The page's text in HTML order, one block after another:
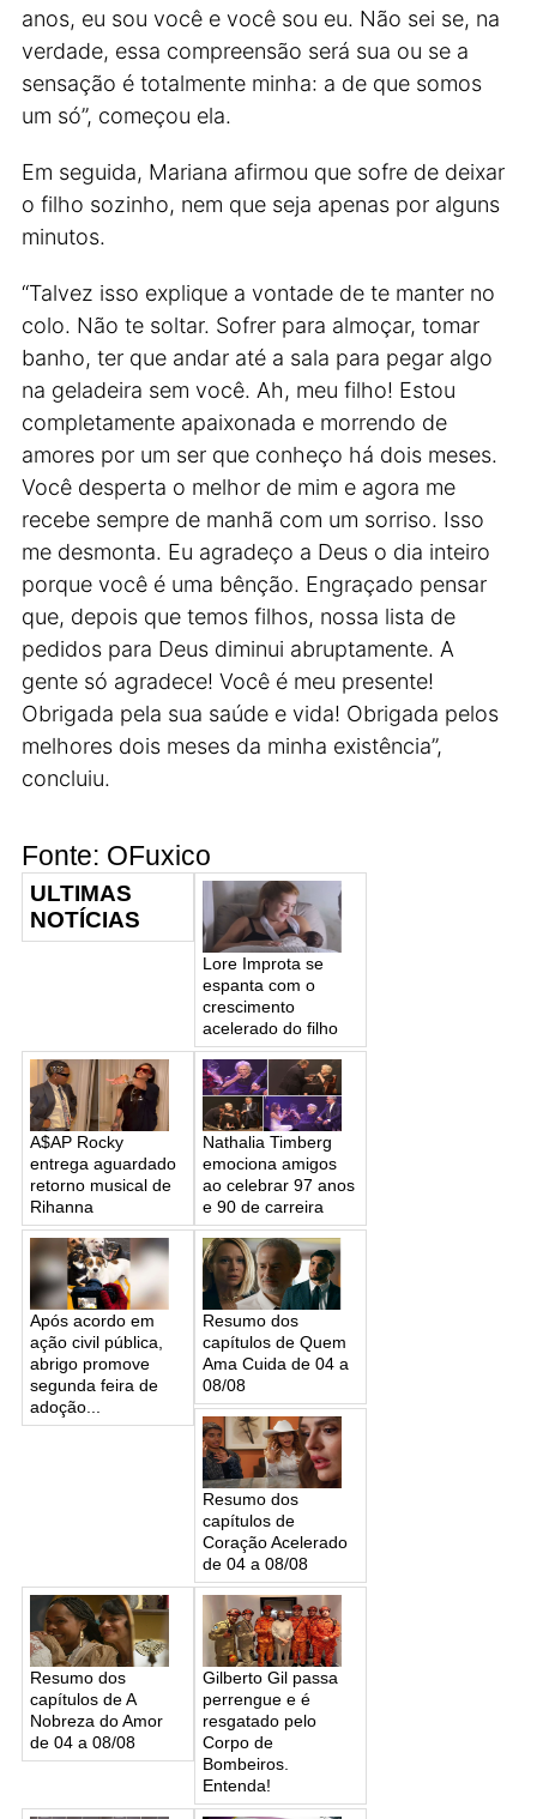
anos, eu sou você e você sou eu. Não sei se, na
verdade, essa compreensão será sua ou se a
sensação é totalmente minha: a de que somos
um só”, começou ela.
Em seguida, Mariana afirmou que sofre de deixar
o filho sozinho, nem que seja apenas por alguns
minutos.
“Talvez isso explique a vontade de te manter no
colo. Não te soltar. Sofrer para almoçar, tomar
banho, ter que andar até a sala para pegar algo
na geladeira sem você. Ah, meu filho! Estou
completamente apaixonada e morrendo de
amores por um ser que conheço há dois meses.
Você desperta o melhor de mim e agora me
recebe sempre de manhã com um sorriso. Isso
me desmonta. Eu agradeço a Deus o dia inteiro
porque você é uma bênção. Engraçado pensar
que, depois que temos filhos, nossa lista de
pedidos para Deus diminui abruptamente. A
gente só agradece! Você é meu presente!
Obrigada pela sua saúde e vida! Obrigada pelos
melhores dois meses da minha existência”,
concluiu.
Fonte: OFuxico
ULTIMAS
NOTÍCIAS
Lore Improta se
espanta com o
crescimento
acelerado do filho
A$AP Rocky
entrega aguardado
retorno musical de
Rihanna
Nathalia Timberg
emociona amigos
ao celebrar 97 anos
e 90 de carreira
Após acordo em
ação civil pública,
abrigo promove
segunda feira de
adoção...
Resumo dos
capítulos de Quem
Ama Cuida de 04 a
08/08
Resumo dos
capítulos de
Coração Acelerado
de 04 a 08/08
Resumo dos
capítulos de A
Nobreza do Amor
de 04 a 08/08
Gilberto Gil passa
perrengue e é
resgatado pelo
Corpo de
Bombeiros.
Entenda!